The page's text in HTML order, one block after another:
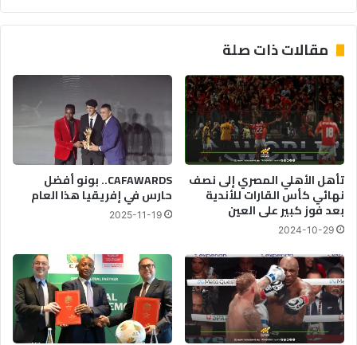
المخدرات
المكسيك
مقالات ذات صلة
تأهل الأهلي المصري إلى نصف
نهائي كأس القارات للأندية
بعد فوز كبير على العين
2024-10-29
CAFAWARDS.. بونو أفضل
حارس في إفريقيا هذا العام
2025-11-19